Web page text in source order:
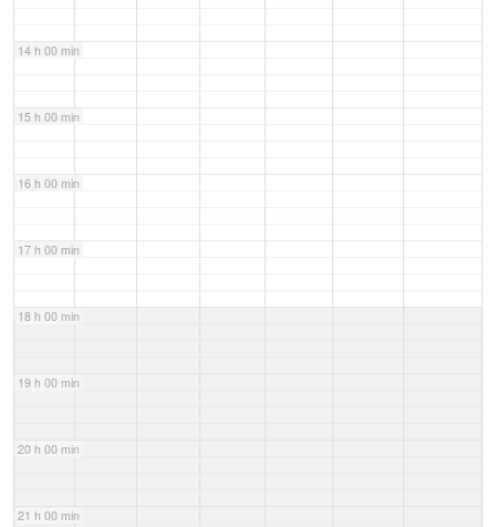
14 h 00 min
15 h 00 min
16 h 00 min
17 h 00 min
18 h 00 min
19 h 00 min
20 h 00 min
21 h 00 min